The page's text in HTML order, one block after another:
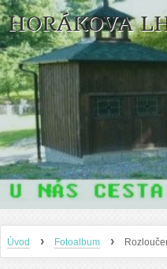
HORÁKOVA
Úvod › Fotoalbum ›